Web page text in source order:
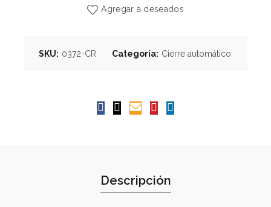
Agregar a deseados
SKU: 0372-CR Categoría: Cierre automático
Descripción